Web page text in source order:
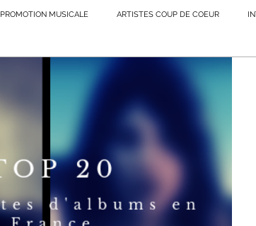
PROMOTION MUSICALE ARTISTES COUP DE COEUR